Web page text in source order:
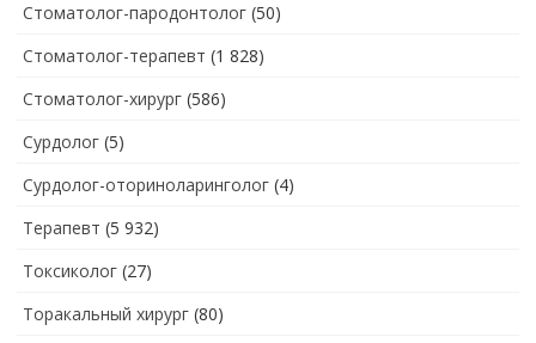
Стоматолог-пародонтолог (50)
Стоматолог-терапевт (1 828)
Стоматолог-хирург (586)
Сурдолог (5)
Сурдолог-оториноларинголог (4)
Терапевт (5 932)
Токсиколог (27)
Торакальный хирург (80)